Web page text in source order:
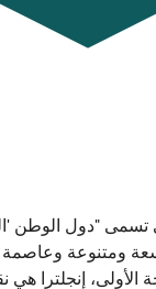
تسمى "دول الوطن
واسعة ومتنوعة
إنجلترا هي